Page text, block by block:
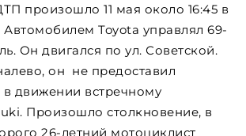
произошло 11 мая около 16:45 в
Автомобилем Toyota управлял 69-
Он двигался по ул. Советской.
он не предоставил
движении встречному
Произошло столкновение, в
26-летний мотоциклист